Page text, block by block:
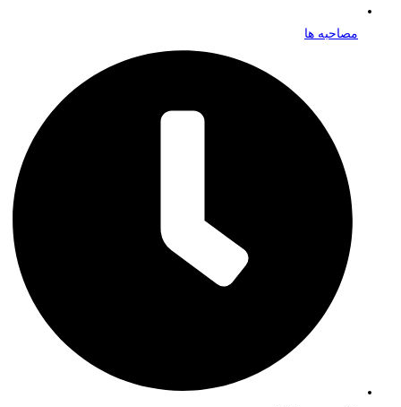
مصاحبه ها